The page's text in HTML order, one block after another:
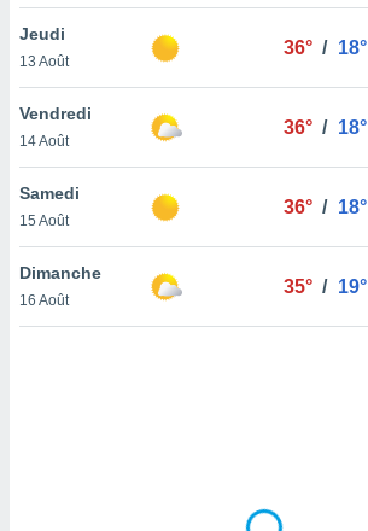
votre
à
en
le
Jeudi
13 Août
36° / 18°
Vendredi
14 Août
36° / 18°
Samedi
15 Août
36° / 18°
Dimanche
16 Août
35° / 19°